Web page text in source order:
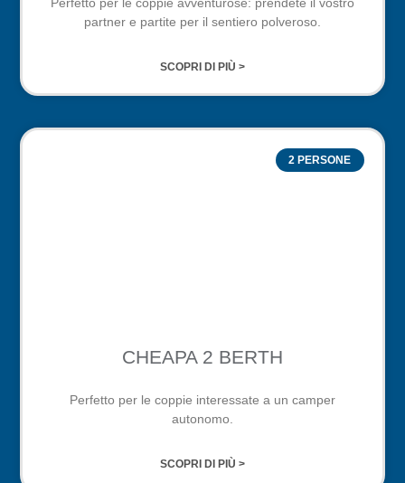
partner e partite per il sentiero polveroso.
SCOPRI DI PIÙ >
2 PERSONE
CHEAPA 2 BERTH
Perfetto per le coppie interessate a un camper
autonomo.
SCOPRI DI PIÙ >